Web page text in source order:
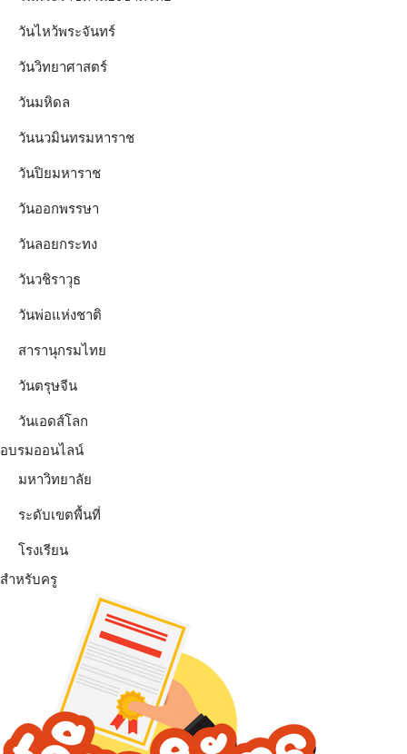
วันไหว้พระจันทร์​
วันวิทยาศาสตร์
วันมหิดล
วันนวมินทรมหาราช
วันปิยมหาราช
วันออกพรรษา
วันลอยกระทง
วันวชิราวุธ
วันพ่อแห่งชาติ
สารานุกรมไทย
วันตรุษจีน
วันเอดส์โลก
อบรมออนไลน์
มหาวิทยาลัย
ระดับเขตพื้นที่
โรงเรียน
สำหรับครู